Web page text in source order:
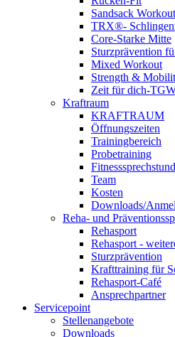
Sandsack Workout
TRX®-
Core-Starke Mitte
Sturzprävention
Mixed Workout
Strength &
Zeit für dich-
Kraftraum
KRAFTRAUM
Öffnungszeiten
Trainingbereich
Probetraining
Team
Kosten
Downloads/
Reha- und
Rehasport
Rehasport -
Sturzprävention
Krafttraining für
Rehasport-Café
Ansprechpartner
Servicepoint
Stellenangebote
Downloads